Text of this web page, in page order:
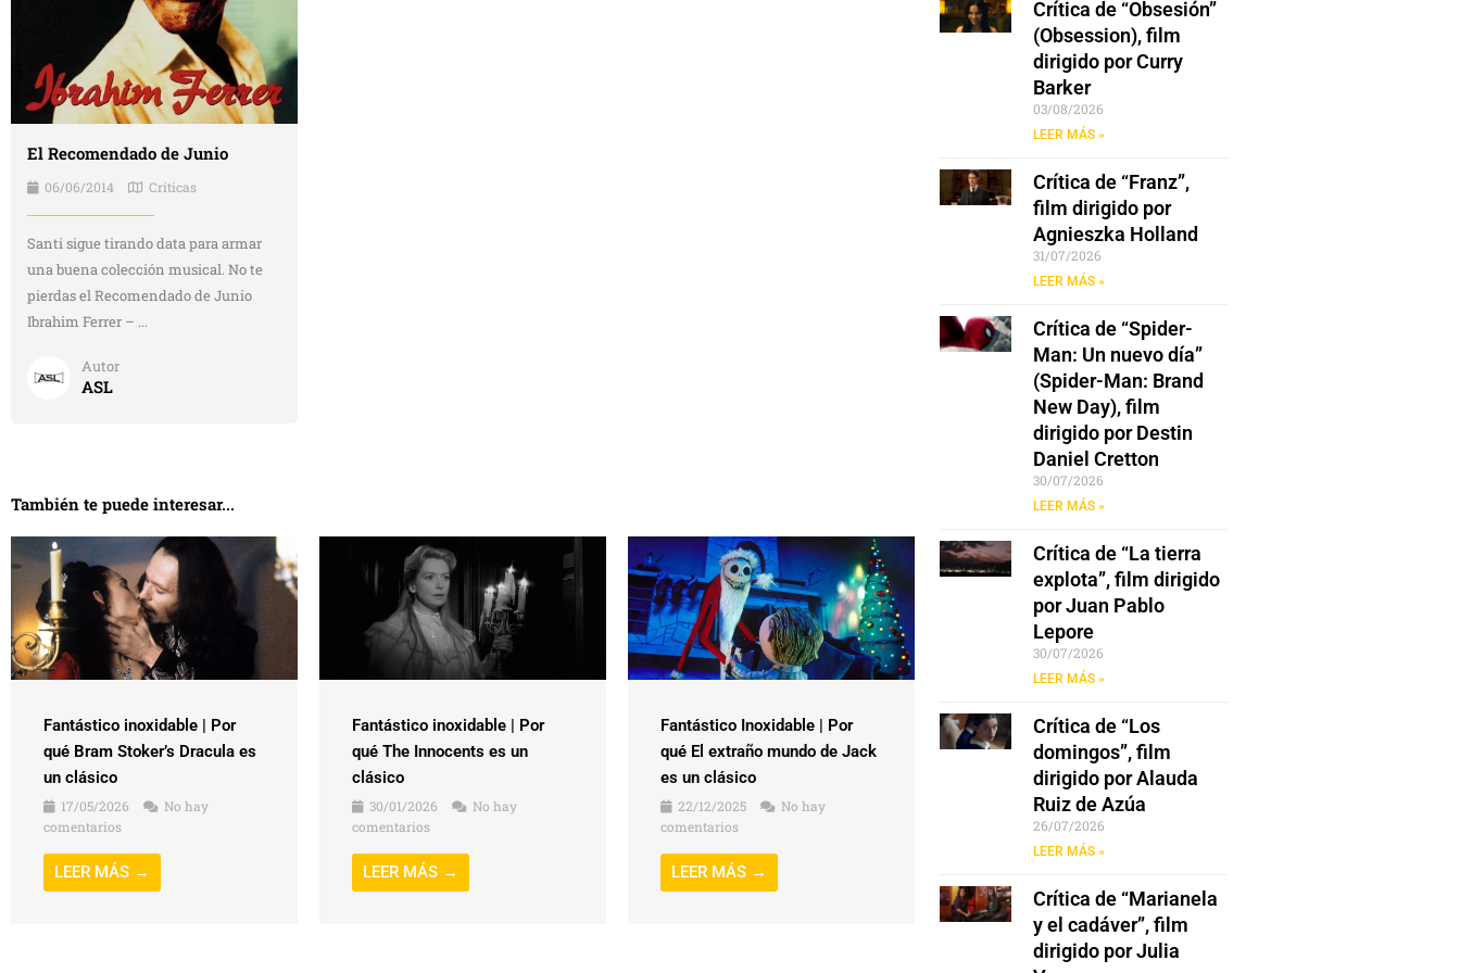
El Recomendado de Junio
06/06/2014 Críticas
Santi sigue tirando data para armar
una buena colección musical. No te
pierdas el Recomendado de Junio
Ibrahim Ferrer – ...
Autor
ASL
También te puede interesar...
Fantástico inoxidable | Por
qué Bram Stoker’s Dracula es
un clásico
17/05/2026
No hay
comentarios
LEER MÁS →
Fantástico inoxidable | Por
qué The Innocents es un
clásico
30/01/2026
No hay
comentarios
LEER MÁS →
Fantástico Inoxidable | Por
qué El extraño mundo de Jack
es un clásico
22/12/2025
No hay
comentarios
LEER MÁS →
Crítica de “Obsesión”
(Obsession), film
dirigido por Curry
Barker
03/08/2026
LEER MÁS »
Crítica de “Franz”,
film dirigido por
Agnieszka Holland
31/07/2026
LEER MÁS »
Crítica de “Spider-
Man: Un nuevo día”
(Spider-Man: Brand
New Day), film
dirigido por Destin
Daniel Cretton
30/07/2026
LEER MÁS »
Crítica de “La tierra
explota”, film dirigido
por Juan Pablo
Lepore
30/07/2026
LEER MÁS »
Crítica de “Los
domingos”, film
dirigido por Alauda
Ruiz de Azúa
26/07/2026
LEER MÁS »
Crítica de “Marianela
y el cadáver”, film
dirigido por Julia